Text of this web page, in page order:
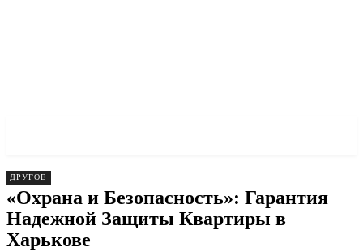
ДРУГОЕ
«Охрана и Безопасность»: Гарантия
Надежной Защиты Квартиры в
Харькове